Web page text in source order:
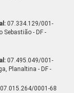
07.334.129/001-
Sebastião - DF -
07.495.049/001-
Planaltina - DF -
07.015.264/0001-68